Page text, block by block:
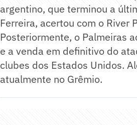
argentino, que terminou a
Ferreira, acertou com o River
Posteriormente, o Palmeiras
e a venda em definitivo do
clubes dos Estados Unidos.
atualmente no Grêmio.